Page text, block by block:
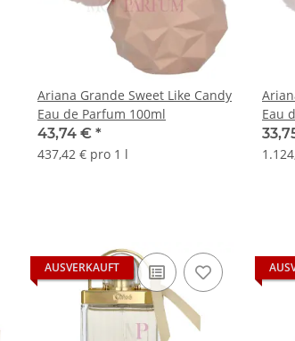
Ariana Grande Sweet Like Candy
Eau de Parfum 100ml
43,74 € *
437,42 € pro 1 l
Eau
AUSVERKAUFT